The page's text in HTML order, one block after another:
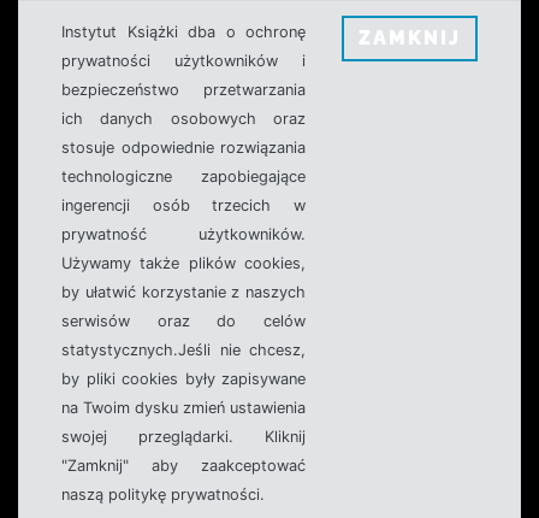
Instytut Książki dba o ochronę
prywatności użytkowników i
bezpieczeństwo przetwarzania
ich danych osobowych oraz
stosuje odpowiednie rozwiązania
technologiczne zapobiegające
ingerencji osób trzecich w
prywatność użytkowników.
Używamy także plików cookies,
by ułatwić korzystanie z naszych
serwisów oraz do celów
statystycznych.Jeśli nie chcesz,
by pliki cookies były zapisywane
na Twoim dysku zmień ustawienia
swojej przeglądarki. Kliknij
"Zamknij" aby zaakceptować
naszą politykę prywatności.
ZAMKNIJ